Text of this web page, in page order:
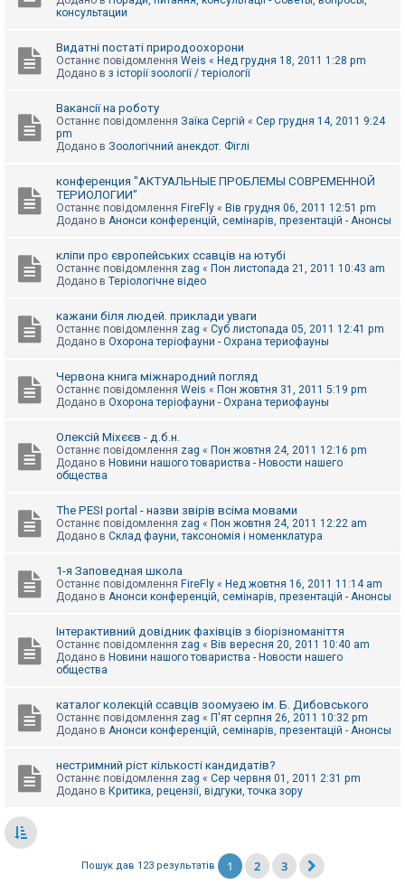
консультации
Видатні постаті природоохорони
Останнє повідомлення Weis « Нед грудня 18, 2011 1:28 pm
Додано в з історії зоології / теріології
Вакансії на роботу
Останнє повідомлення Заїка Сергій « Сер грудня 14, 2011 9:24
pm
Додано в Зоологічний анекдот. Фіглі
конференция "АКТУАЛЬНЫЕ ПРОБЛЕМЫ СОВРЕМЕННОЙ
ТЕРИОЛОГИИ"
Останнє повідомлення FireFly « Вів грудня 06, 2011 12:51 pm
Додано в Анонси конференцій, семінарів, презентацій - Анонсы
кліпи про європейських ссавців на ютубі
Останнє повідомлення zag « Пон листопада 21, 2011 10:43 am
Додано в Теріологічне відео
кажани біля людей. приклади уваги
Останнє повідомлення zag « Суб листопада 05, 2011 12:41 pm
Додано в Охорона теріофауни - Охрана териофауны
Червона книга міжнародний погляд
Останнє повідомлення Weis « Пон жовтня 31, 2011 5:19 pm
Додано в Охорона теріофауни - Охрана териофауны
Олексій Міхєєв - д.б.н.
Останнє повідомлення zag « Пон жовтня 24, 2011 12:16 pm
Додано в Новини нашого товариства - Новости нашего
общества
The PESI portal - назви звірів всіма мовами
Останнє повідомлення zag « Пон жовтня 24, 2011 12:22 am
Додано в Склад фауни, таксономія і номенклатура
1-я Заповедная школа
Останнє повідомлення FireFly « Нед жовтня 16, 2011 11:14 am
Додано в Анонси конференцій, семінарів, презентацій - Анонсы
Інтерактивний довідник фахівців з біорізноманіття
Останнє повідомлення zag « Вів вересня 20, 2011 10:40 am
Додано в Новини нашого товариства - Новости нашего
общества
каталог колекцій ссавців зоомузею ім. Б. Дибовського
Останнє повідомлення zag « П'ят серпня 26, 2011 10:32 pm
Додано в Анонси конференцій, семінарів, презентацій - Анонсы
нестримний ріст кількості кандидатів?
Останнє повідомлення zag « Сер червня 01, 2011 2:31 pm
Додано в Критика, рецензії, відгуки, точка зору
Пошук дав 123 результатів 1 2 3